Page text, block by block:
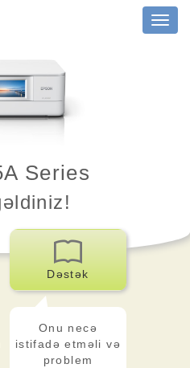
Series
Dəstək
Onu necə
istifadə etməli və
problem